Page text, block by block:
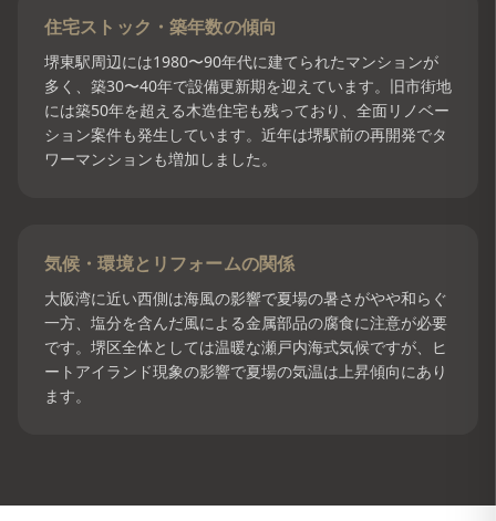
住宅ストック・築年数の傾向
堺東駅周辺には1980〜90年代に建てられたマンションが
多く、築30〜40年で設備更新期を迎えています。旧市街地
には築50年を超える木造住宅も残っており、全面リノベー
ション案件も発生しています。近年は堺駅前の再開発でタ
ワーマンションも増加しました。
気候・環境とリフォームの関係
大阪湾に近い西側は海風の影響で夏場の暑さがやや和らぐ
一方、塩分を含んだ風による金属部品の腐食に注意が必要
です。堺区全体としては温暖な瀬戸内海式気候ですが、ヒ
ートアイランド現象の影響で夏場の気温は上昇傾向にあり
ます。